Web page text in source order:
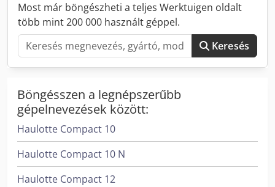
Most már böngészheti a teljes Werktuigen oldalt
több mint 200 000 használt géppel.
Keresés
Böngésszen a legnépszerűbb
gépelnevezések között:
Haulotte Compact 10
Haulotte Compact 10 N
Haulotte Compact 12